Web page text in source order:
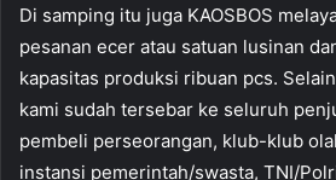
Di samping itu juga KAOSBOS
pesanan ecer atau satuan lusinan
kapasitas produksi ribuan pcs.
kami sudah tersebar ke seluruh
pembeli perseorangan, klub-klub
instansi pemerintah/swasta, TNI/